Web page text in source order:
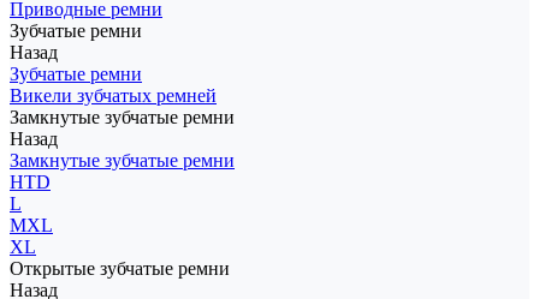
Приводные ремни
Зубчатые ремни
Назад
Зубчатые ремни
Викели зубчатых ремней
Замкнутые зубчатые ремни
Назад
Замкнутые зубчатые ремни
HTD
L
MXL
XL
Открытые зубчатые ремни
Назад